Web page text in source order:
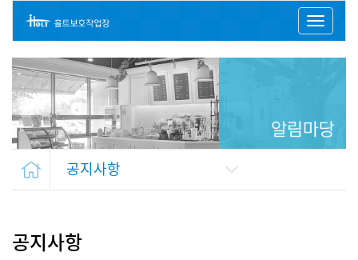
공지사항
공지사항